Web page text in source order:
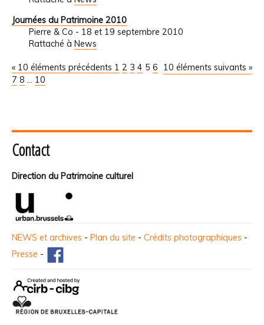
Journées du Patrimoine 2010
Pierre & Co - 18 et 19 septembre 2010
Rattaché à News
« 10 éléments précédents 10 éléments suivants »
1 2 3 4 5 6
7 8 ... 10
Contact
Direction du Patrimoine culturel
NEWS et archives - Plan du site - Crédits photographiques -
Presse -